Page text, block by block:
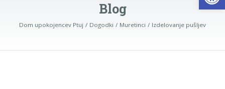
Blog
Dom upokojencev Ptuj Dogodki Muretinci Izdelovanje pušljev